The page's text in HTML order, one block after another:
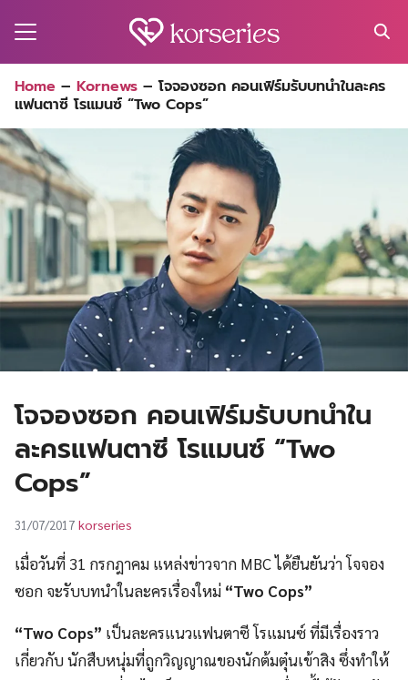
for:
Home – Kornews –โจจองซอก คอนเฟิร์มรับบทนำในละคร
แฟนตาซี โรแมนซ์ “Two Cops”
โจจองซอก คอนเฟิร์มรับบทนำใน
ละครแฟนตาซี โรแมนซ์ “Two
Cops”
31/07/2017 korseries
เมื่อวันที่ 31 กรกฎาคม แหล่งข่าวจาก MBC ได้ยืนยันว่า โจจอง
ซอก จะรับบทนำในละครเรื่องใหม่ “Two Cops”
“Two Cops” เป็นละครแนวแฟนตาซี โรแมนซ์ ที่มีเรื่องราว
เกี่ยวกับ นักสืบหนุ่มที่ถูกวิญญาณของนักต้มตุ๋นเข้าสิง ซึ่งทำให้